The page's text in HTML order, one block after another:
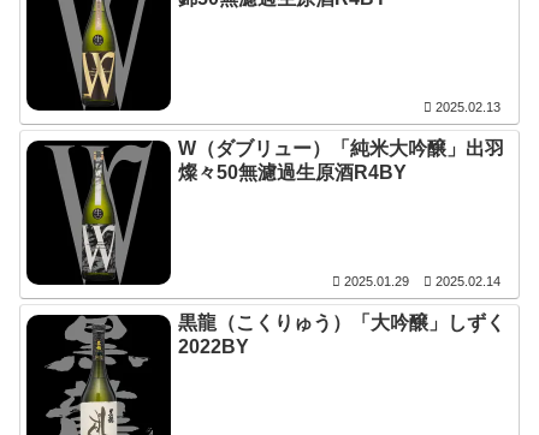
2025.02.13
W（ダブリュー）「純米大吟醸」出羽
燦々50無濾過生原酒R4BY
2025.01.29 2025.02.14
黒龍（こくりゅう）「大吟醸」しずく
2022BY